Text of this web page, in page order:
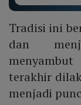
Tradisi ini
dan
terakhir
menjadi